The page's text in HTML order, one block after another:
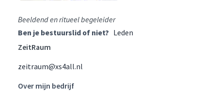
Beeldend en ritueel begeleider
Ben je bestuurslid of niet? Leden
ZeitRaum
zeitraum@xs4all.nl
Over mijn bedrijf